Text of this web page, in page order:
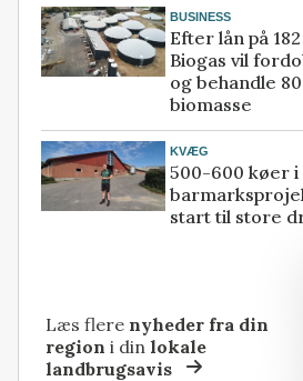
BUSINESS
Efter lån på
Biogas vil
og behandle
biomasse
KVÆG
500-600 køer
start til store
Læs flere nyheder fra din
region i dinlokale
landbrugsavis